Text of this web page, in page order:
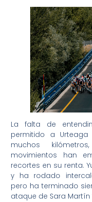
La falta de
permitido a
muchos
movimientos han
recortes en su renta.
y ha rodado
pero ha terminado
ataque de Sara Martín